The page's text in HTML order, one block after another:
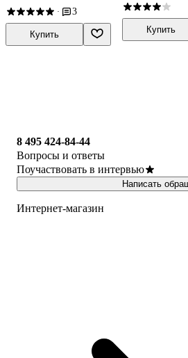
· 3
Купить Купить
8 495 424-84-44
Вопросы и ответы
Поучаствовать в интервью
Написать
Интернет-магазин